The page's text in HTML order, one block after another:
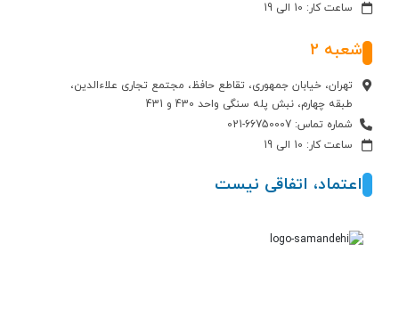
ساعت کار: 10 الی 19
شعبه 2
تهران، خیابان جمهوری، تقاطع حافظ، مجتمع تجاری علاءالدین،
طبقه چهارم، نبش پله سنگی واحد 430 و 431
شماره تماس: 66750007-021
ساعت کار: 10 الی 19
اعتماد، اتفاقی نیست